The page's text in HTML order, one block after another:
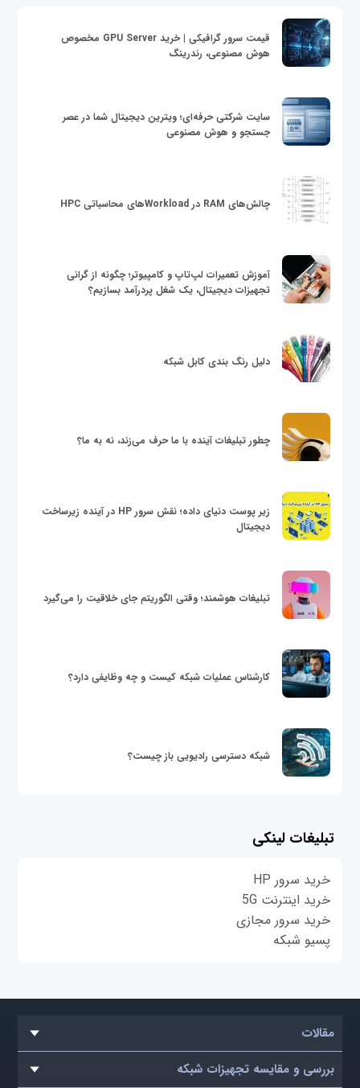
قیمت سرور گرافیکی | خرید GPU Server مخصوص
هوش مصنوعی، رندرینگ
سایت شرکتی حرفه‌ای؛ ویترین دیجیتال شما در عصر
جستجو و هوش مصنوعی
چالش‌های RAM در Workloadهای محاسباتی HPC
آموزش تعمیرات لپ‌تاپ و کامپیوتر؛ چگونه از گرانی
تجهیزات دیجیتال، یک شغل پردرآمد بسازیم؟
دلیل رنگ بندی کابل شبکه
چطور تبلیغات آینده با ما حرف می‌زند، نه به ما؟
زیر پوست دنیای داده؛ نقش سرور HP در آینده زیرساخت
دیجیتال
تبلیغات هوشمند؛ وقتی الگوریتم جای خلاقیت را می‌گیرد
کارشناس عملیات شبکه کیست و چه وظایفی دارد؟
شبکه دسترسی رادیویی باز چیست؟
تبلیغات لینکی
خرید سرور HP
خرید اینترنت 5G
خرید سرور مجازی
پسیو شبکه
مقالات
بررسی و مقایسه تجهیزات شبکه